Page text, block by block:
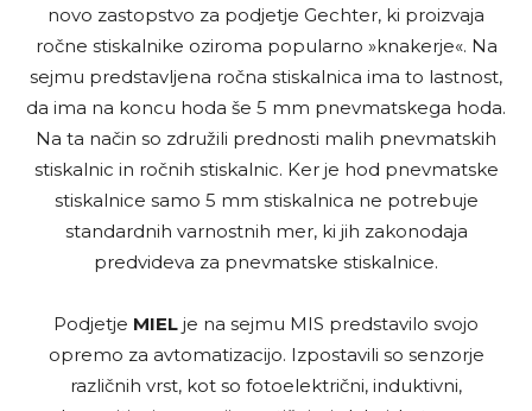
novo zastopstvo za podjetje Gechter, ki proizvaja
ročne stiskalnike oziroma popularno »knakerje«. Na
sejmu predstavljena ročna stiskalnica ima to lastnost,
da ima na koncu hoda še 5 mm pnevmatskega hoda.
Na ta način so združili prednosti malih pnevmatskih
stiskalnic in ročnih stiskalnic. Ker je hod pnevmatske
stiskalnice samo 5 mm stiskalnica ne potrebuje
standardnih varnostnih mer, ki jih zakonodaja
predvideva za pnevmatske stiskalnice.
Podjetje MIEL je na sejmu MIS predstavilo svojo
opremo za avtomatizacijo. Izpostavili so senzorje
različnih vrst, kot so fotoelektrični, induktivni,